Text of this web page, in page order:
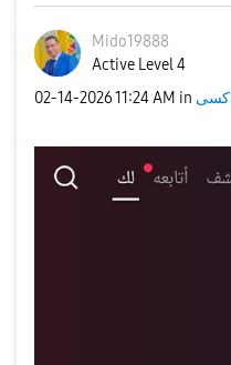
Mido19888
Active Level 4
‎02-14-202611:24 AM in